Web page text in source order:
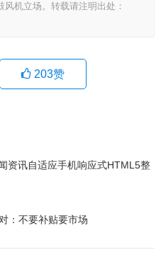
机立场。转载请注明出处：
203赞
资讯自适应手机响应式HTML5整
：不要补贴要市场